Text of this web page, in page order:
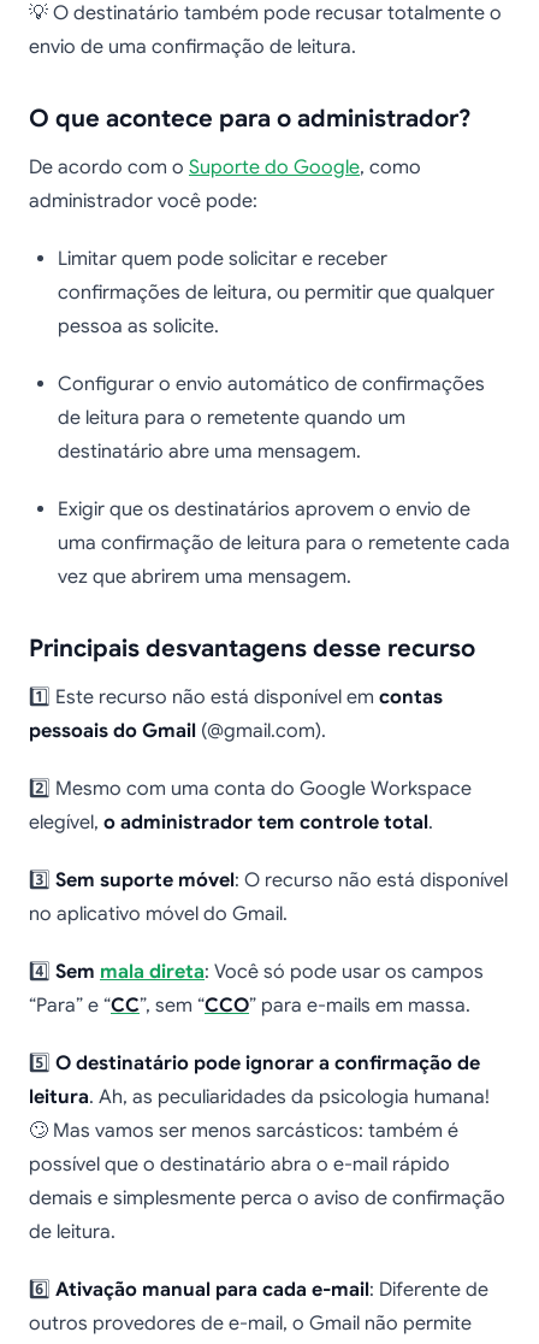
💡 O destinatário também pode recusar totalmente o
envio de uma confirmação de leitura.
O que acontece para o administrador?
De acordo com o Suporte do Google, como
administrador você pode:
Limitar quem pode solicitar e receber
confirmações de leitura, ou permitir que qualquer
pessoa as solicite.
Configurar o envio automático de confirmações
de leitura para o remetente quando um
destinatário abre uma mensagem.
Exigir que os destinatários aprovem o envio de
uma confirmação de leitura para o remetente cada
vez que abrirem uma mensagem.
Principais desvantagens desse recurso
1️⃣ Este recurso não está disponível em contas
pessoais do Gmail (@gmail.com).
2️⃣ Mesmo com uma conta do Google Workspace
elegível, o administrador tem controle total.
3️⃣ Sem suporte móvel: O recurso não está disponível
no aplicativo móvel do Gmail.
4️⃣ Sem mala direta: Você só pode usar os campos
“Para” e “CC”, sem “CCO” para e-mails em massa.
5️⃣ O destinatário pode ignorar a confirmação de
leitura. Ah, as peculiaridades da psicologia humana!
🙄 Mas vamos ser menos sarcásticos: também é
possível que o destinatário abra o e-mail rápido
demais e simplesmente perca o aviso de confirmação
de leitura.
6️⃣ Ativação manual para cada e-mail: Diferente de
outros provedores de e-mail, o Gmail não permite